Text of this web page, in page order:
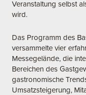
Veranstaltung selbst
wird.
Das Programm des
versammelte vier
Messegelände, die
Bereichen des
gastronomische
Umsatzsteigerung,